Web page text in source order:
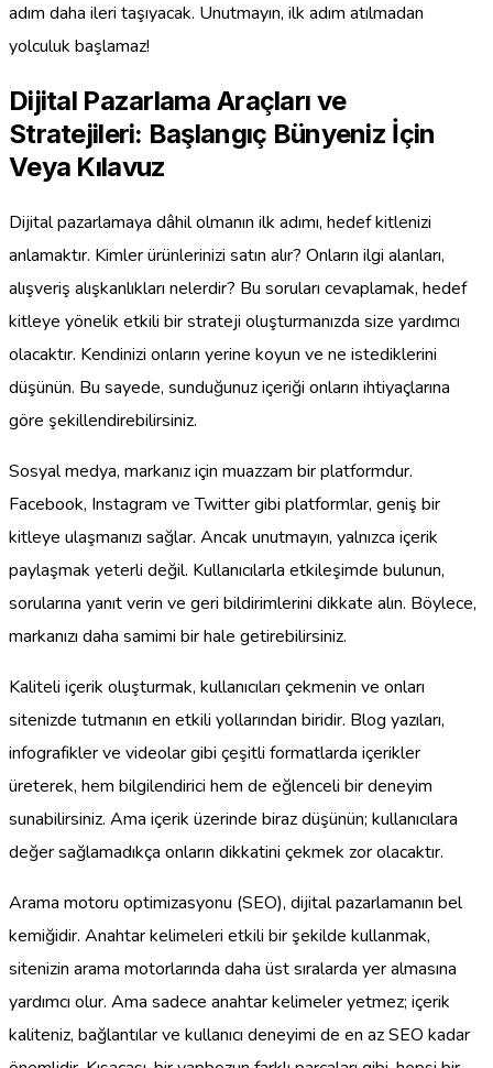
adım daha ileri taşıyacak. Unutmayın, ilk adım atılmadan
yolculuk başlamaz!
Dijital Pazarlama Araçları ve
Stratejileri: Başlangıç Bünyeniz İçin
Veya Kılavuz
Dijital pazarlamaya dâhil olmanın ilk adımı, hedef kitlenizi
anlamaktır. Kimler ürünlerinizi satın alır? Onların ilgi alanları,
alışveriş alışkanlıkları nelerdir? Bu soruları cevaplamak, hedef
kitleye yönelik etkili bir strateji oluşturmanızda size yardımcı
olacaktır. Kendinizi onların yerine koyun ve ne istediklerini
düşünün. Bu sayede, sunduğunuz içeriği onların ihtiyaçlarına
göre şekillendirebilirsiniz.
Sosyal medya, markanız için muazzam bir platformdur.
Facebook, Instagram ve Twitter gibi platformlar, geniş bir
kitleye ulaşmanızı sağlar. Ancak unutmayın, yalnızca içerik
paylaşmak yeterli değil. Kullanıcılarla etkileşimde bulunun,
sorularına yanıt verin ve geri bildirimlerini dikkate alın. Böylece,
markanızı daha samimi bir hale getirebilirsiniz.
Kaliteli içerik oluşturmak, kullanıcıları çekmenin ve onları
sitenizde tutmanın en etkili yollarından biridir. Blog yazıları,
infografikler ve videolar gibi çeşitli formatlarda içerikler
üreterek, hem bilgilendirici hem de eğlenceli bir deneyim
sunabilirsiniz. Ama içerik üzerinde biraz düşünün; kullanıcılara
değer sağlamadıkça onların dikkatini çekmek zor olacaktır.
Arama motoru optimizasyonu (SEO), dijital pazarlamanın bel
kemiğidir. Anahtar kelimeleri etkili bir şekilde kullanmak,
sitenizin arama motorlarında daha üst sıralarda yer almasına
yardımcı olur. Ama sadece anahtar kelimeler yetmez; içerik
kaliteniz, bağlantılar ve kullanıcı deneyimi de en az SEO kadar